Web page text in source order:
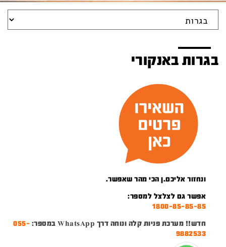
בגרות באנקורי
ונחזור אליכם.ן הכי מהר שאפשר.
אפשר גם לצלצל למספר:
1800-85-85-85
חדש!! מערכת פניות קלה ונוחה דרך WhatsApp במספר:
055-
9882533